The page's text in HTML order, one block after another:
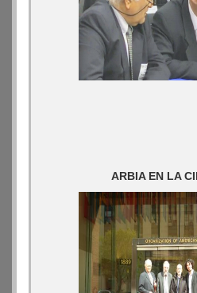
ARBIA EN LA